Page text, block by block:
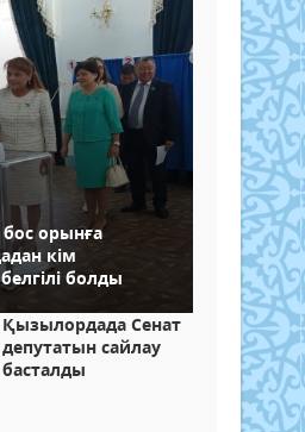
орынға
кім
болды
Қызылордада Сенат
депутатын сайлау
басталды